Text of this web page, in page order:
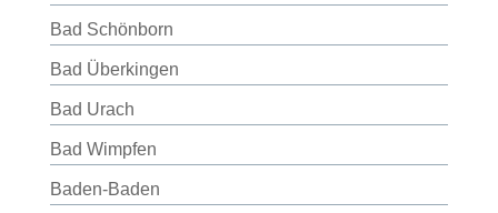
Bad Schönborn
Bad Überkingen
Bad Urach
Bad Wimpfen
Baden-Baden